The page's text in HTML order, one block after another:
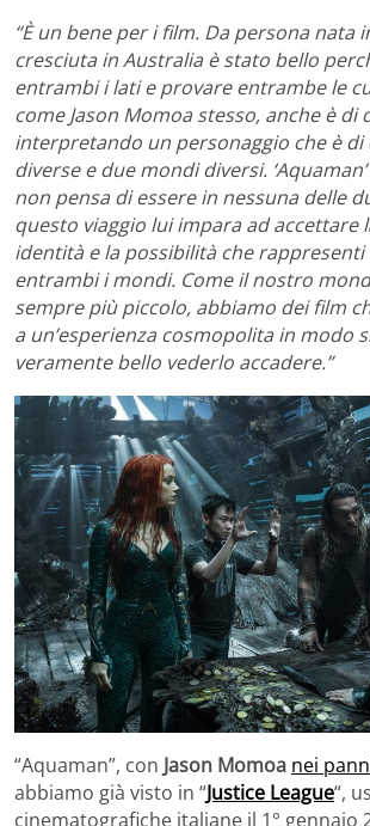
“È un bene per i film. Da persona nata
cresciuta in Australia è stato bello
entrambi i lati e provare entrambe le
come Jason Momoa stesso, anche è di
interpretando un personaggio che è
diverse e due mondi diversi.
non pensa di essere in nessuna delle
questo viaggio lui impara ad accettare
identità e la possibilità che rappresenti
entrambi i mondi. Come il nostro
sempre più piccolo, abbiamo dei film
a un’esperienza cosmopolita in modo
veramente bello vederlo accadere.”
“Aquaman”, con Jason Momoa nei
abbiamo già visto in “Justice League“,
cinematografiche italiane il 1° gennaio